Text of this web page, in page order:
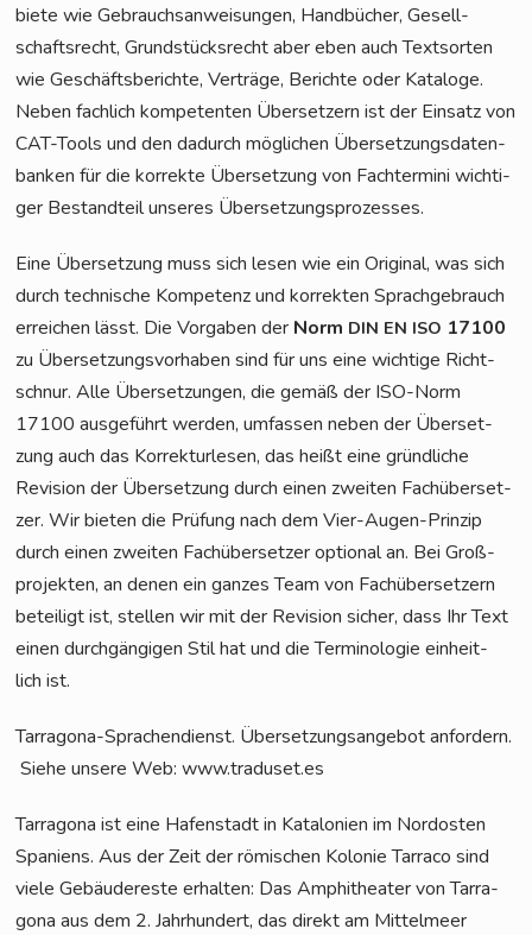
bie­te wie Gebrauchs­an­wei­sun­gen, Hand­bü­cher, Gesell­
schafts­recht, Grund­stücks­recht aber eben auch Text­sor­ten
wie Geschäfts­be­rich­te, Ver­trä­ge, Berich­te oder Kata­lo­ge.
Neben fach­lich kom­pe­ten­ten Über­set­zern ist der Ein­satz von
CAT-Tools und den dadurch mög­li­chen Über­set­zungs­da­ten­
ban­ken für die kor­rek­te Über­set­zung von Fach­ter­mi­ni wich­ti­
ger Bestand­teil unse­res Übersetzungsprozesses.
Eine Über­set­zung muss sich lesen wie ein Ori­gi­nal, was sich
durch tech­ni­sche Kom­pe­tenz und kor­rek­ten Sprach­ge­brauch
errei­chen lässt. Die Vor­ga­ben der Norm DIN EN ISO 17100
zu Über­set­zungs­vor­ha­ben sind für uns eine wich­ti­ge Richt­
schnur. Alle Über­set­zun­gen, die gemäß der ISO-Norm
17100 aus­ge­führt wer­den, umfas­sen neben der Über­set­
zung auch das Kor­rek­tur­le­sen, das heißt eine gründ­li­che
Revi­si­on der Über­set­zung durch einen zwei­ten Fach­über­set­
zer. Wir bie­ten die Prü­fung nach dem Vier-Augen-Prin­zip
durch einen zwei­ten Fach­über­set­zer optio­nal an. Bei Groß­
pro­jek­ten, an denen ein gan­zes Team von Fach­über­set­zern
betei­ligt ist, stel­len wir mit der Revi­si­on sicher, dass Ihr Text
einen durch­gän­gi­gen Stil hat und die Ter­mi­no­lo­gie ein­heit­
lich ist.
Tar­ra­go­na-Spra­chen­dienst. Über­set­zungs­an­ge­bot anfor­dern.
Sie­he unse­re Web: www.traduset.es
Tar­ra­go­na ist eine Hafen­stadt in Kata­lo­ni­en im Nord­os­ten
Spa­ni­ens. Aus der Zeit der römi­schen Kolo­nie Tar­ra­co sind
vie­le Gebäu­de­res­te erhal­ten: Das Amphi­thea­ter von Tar­ra­
go­na aus dem 2. Jahr­hun­dert, das direkt am Mit­tel­meer